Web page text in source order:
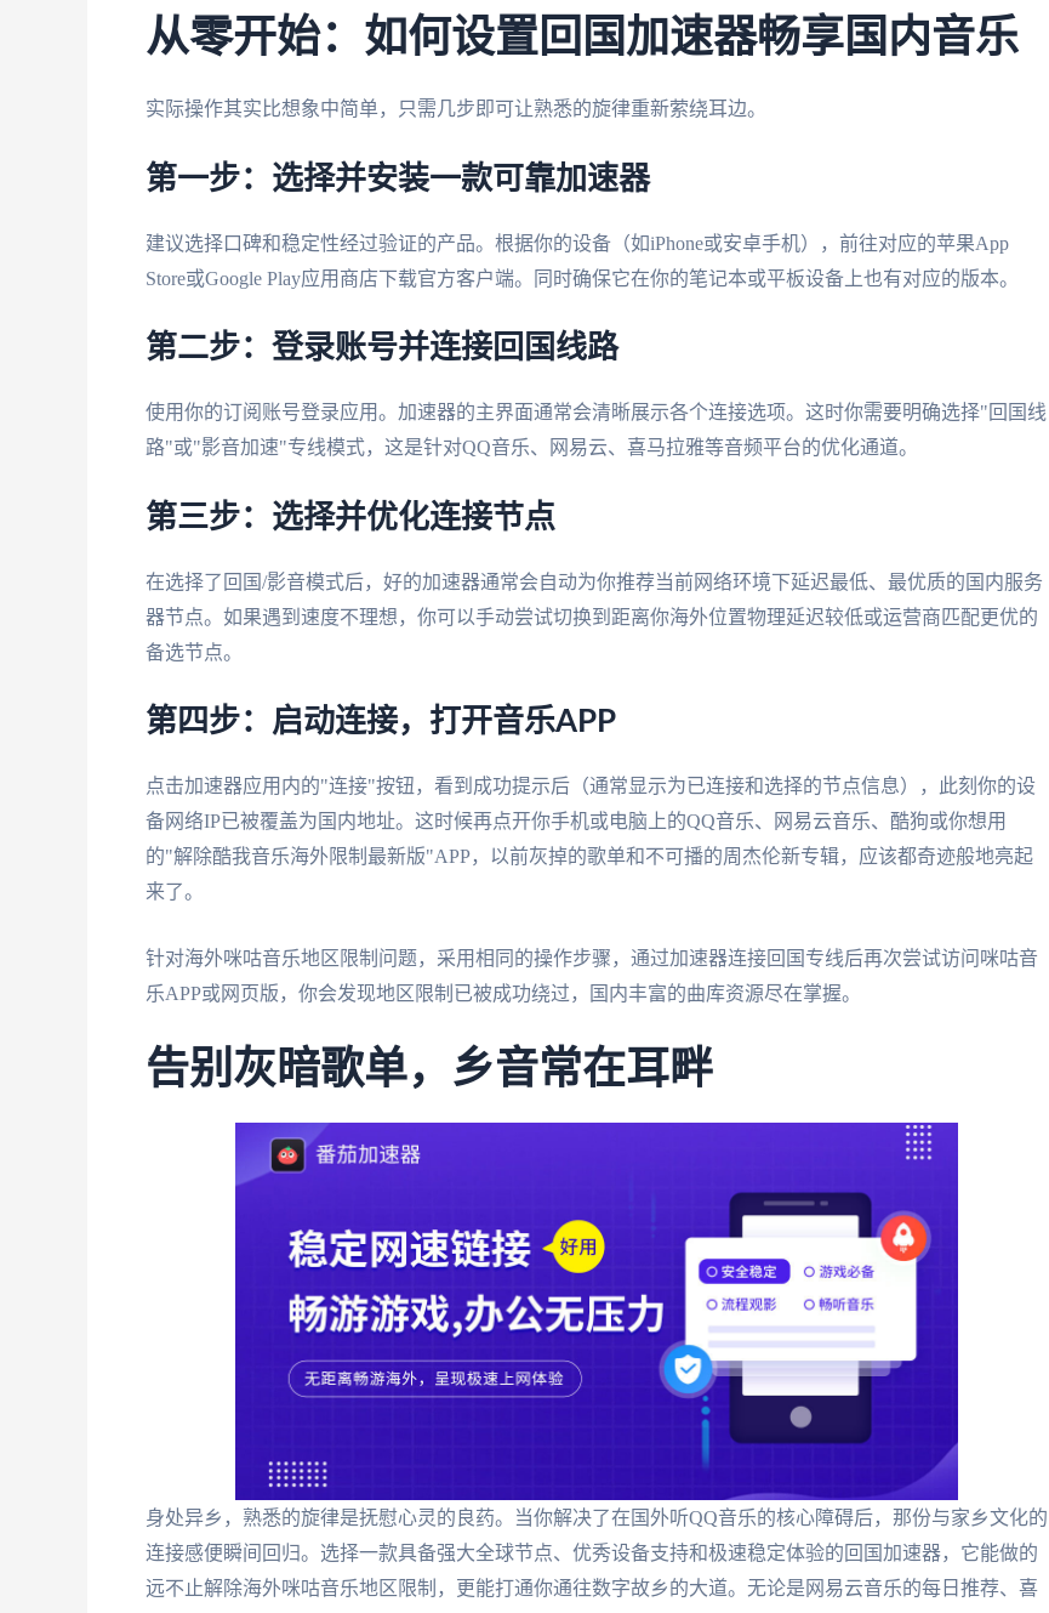
从零开始：如何设置回国加速器畅享国内音乐
实际操作其实比想象中简单，只需几步即可让熟悉的旋律重新萦绕耳边。
第一步：选择并安装一款可靠加速器
建议选择口碑和稳定性经过验证的产品。根据你的设备（如iPhone或安卓手机），前往对应的苹果App
Store或Google Play应用商店下载官方客户端。同时确保它在你的笔记本或平板设备上也有对应的版本。
第二步：登录账号并连接回国线路
使用你的订阅账号登录应用。加速器的主界面通常会清晰展示各个连接选项。这时你需要明确选择"回国线
路"或"影音加速"专线模式，这是针对QQ音乐、网易云、喜马拉雅等音频平台的优化通道。
第三步：选择并优化连接节点
在选择了回国/影音模式后，好的加速器通常会自动为你推荐当前网络环境下延迟最低、最优质的国内服务
器节点。如果遇到速度不理想，你可以手动尝试切换到距离你海外位置物理延迟较低或运营商匹配更优的
备选节点。
第四步：启动连接，打开音乐APP
点击加速器应用内的"连接"按钮，看到成功提示后（通常显示为已连接和选择的节点信息），此刻你的设
备网络IP已被覆盖为国内地址。这时候再点开你手机或电脑上的QQ音乐、网易云音乐、酷狗或你想用
的"解除酷我音乐海外限制最新版"APP，以前灰掉的歌单和不可播的周杰伦新专辑，应该都奇迹般地亮起
来了。
针对海外咪咕音乐地区限制问题，采用相同的操作步骤，通过加速器连接回国专线后再次尝试访问咪咕音
乐APP或网页版，你会发现地区限制已被成功绕过，国内丰富的曲库资源尽在掌握。
告别灰暗歌单，乡音常在耳畔
身处异乡，熟悉的旋律是抚慰心灵的良药。当你解决了在国外听QQ音乐的核心障碍后，那份与家乡文化的
连接感便瞬间回归。选择一款具备强大全球节点、优秀设备支持和极速稳定体验的回国加速器，它能做的
远不止解除海外咪咕音乐地区限制，更能打通你通往数字故乡的大道。无论是网易云音乐的每日推荐、喜